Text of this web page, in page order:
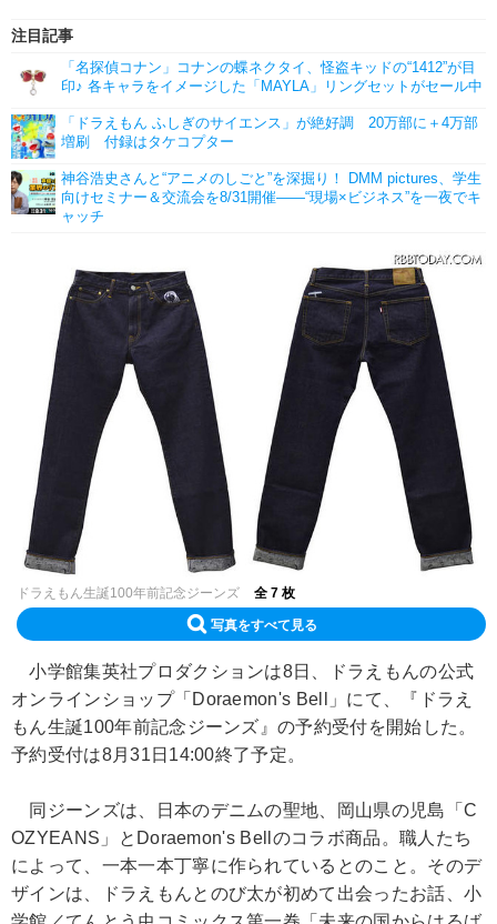
注目記事
「名探偵コナン」コナンの蝶ネクタイ、怪盗キッドの“1412”が目
印♪ 各キャラをイメージした「MAYLA」リングセットがセール中
「ドラえもん ふしぎのサイエンス」が絶好調 20万部に＋4万部
増刷 付録はタケコプター
神谷浩史さんと“アニメのしごと”を深掘り！ DMM pictures、学生
向けセミナー＆交流会を8/31開催――“現場×ビジネス”を一夜でキ
ャッチ
ドラえもん生誕100年前記念ジーンズ 全 7 枚
写真をすべて見る
小学館集英社プロダクションは8日、ドラえもんの公式
オンラインショップ「Doraemon's Bell」にて、『ドラえ
もん生誕100年前記念ジーンズ』の予約受付を開始した。
予約受付は8月31日14:00終了予定。
同ジーンズは、日本のデニムの聖地、岡山県の児島「C
OZYEANS」とDoraemon's Bellのコラボ商品。職人たち
によって、一本一本丁寧に作られているとのこと。そのデ
ザインは、ドラえもんとのび太が初めて出会ったお話、小